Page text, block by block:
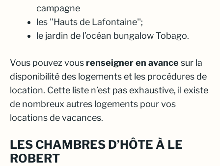
campagne
les ''Hauts de Lafontaine'';
le jardin de l’océan bungalow Tobago.
Vous pouvez vous renseigner en avance sur la
disponibilité des logements et les procédures de
location. Cette liste n’est pas exhaustive, il existe
de nombreux autres logements pour vos
locations de vacances.
LES CHAMBRES D’HÔTE À LE
ROBERT